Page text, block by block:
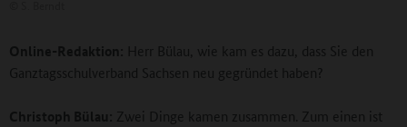
Online-Redaktion: Herr Bülau, wie kam es dazu, dass Sie den
Ganztagsschulverband Sachsen neu gegründet haben?
Christoph Bülau: Zwei Dinge kamen zusammen. Zum einen ist